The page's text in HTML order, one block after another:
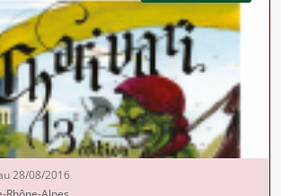
28/08/2016